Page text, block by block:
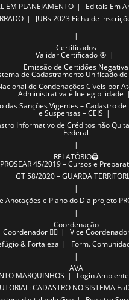
EM PLANEJAMENTO
Editais Em
JUBs 2023 Ficha de
Certificados
Validar Certificado 🎯
Emissão de Certidões Negativa
de Cadastramento Unificado
de Condenações Cíveis por
Administrativa e Inelegibilidade
das Sanções Vigentes – Cadastro
e Suspensas – CEIS
Informativo de Créditos não
Federal
RELATÓRIO🖨️
PROSEAR 45/2019 – Cursos e
GT 58/2020 – GUARDA
Anotações e Plano do Dia projeto
Coordenação
Coordenador ✍🏽
Vice
& Fortaleza
Form.
AVA
MARQUINHOS
Login
CADASTRO NO SISTEMA